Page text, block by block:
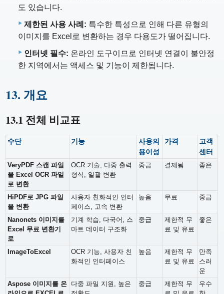
도 있습니다.
제한된 사용 사례: 특수한 특성으로 인해 다른 유형의
이미지를 Excel로 변환하는 경우 다용도가 떨어집니다.
인터넷 필수: 온라인 도구이므로 인터넷 연결이 불안정
한 지역에서는 액세스 및 기능이 제한됩니다.
13. 개요
13.1 전체 비교표
수단 기능
사용의
용이성
가격
고객
센터
VeryPDF 스캔 파일
을 Excel OCR 파일
로 변환
OCR 기술, 다중 출력
형식, 일괄 변환
중급 결제됨 좋은
HiPDF로 JPG 파일
을 변환
사용자 친화적인 인터
페이스, 고속 변환
높음 무료 중급
Nanonets 이미지를
Excel 무료 변환기
로
기계 학습, 다국어, 스
마트 데이터 구조화
중급
제한적 무
료 및 유료
좋은
ImageToExcel
OCR 기능, 사용자 친
화적인 인터페이스
높음
제한적 무
료 및 유료
만족
스러
운
Aspose 이미지를 온 다중 파일 지원, 높은
중급
제한적 무
우수